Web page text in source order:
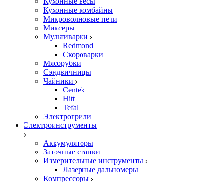
Кухонные комбайны
Микроволновые печи
Миксеры
Мультиварки
Redmond
Скороварки
Мясорубки
Сэндвичницы
Чайники
Centek
Hitt
Tefal
Электрогрили
Электроинструменты
Аккумуляторы
Заточные станки
Измерительные инструменты
Лазерные дальномеры
Компрессоры